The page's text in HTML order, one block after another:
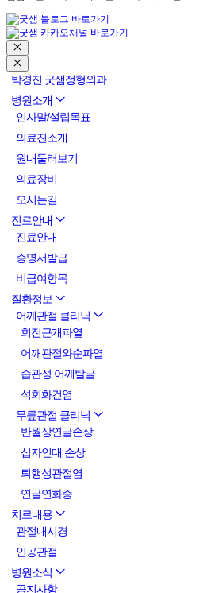
박경진 굿샘정형외과
병원소개
인사말/설립목표
의료진소개
원내둘러보기
의료장비
오시는길
진료안내
진료안내
증명서발급
비급여항목
질환정보
어깨관절 클리닉
회전근개파열
어깨관절와순파열
습관성 어깨탈골
석회화건염
무릎관절 클리닉
반월상연골손상
십자인대 손상
퇴행성관절염
연골연화증
치료내용
관절내시경
인공관절
병원소식
공지사항